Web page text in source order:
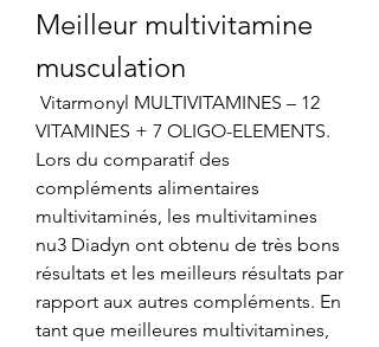
Meilleur multivitamine
musculation
VITAMINES + 7 OLIGO-ELEMENTS.
Lors du comparatif des
compléments alimentaires
multivitaminés, les multivitamines
nu3 Diadyn ont obtenu de très bons
résultats et les meilleurs résultats par
rapport aux autres compléments. En
tant que meilleures multivitamines,